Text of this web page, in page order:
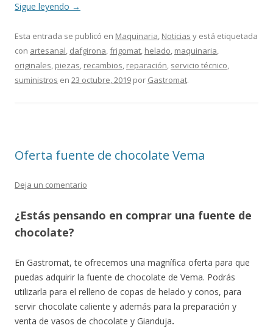
Sigue leyendo →
Esta entrada se publicó en Maquinaria, Noticias y está etiquetada
con artesanal, dafgirona,frigomat, helado, maquinaria,
originales, piezas, recambios, reparación, servicio técnico,
suministros en 23 octubre, 2019 por Gastromat.
Oferta fuente de chocolate Vema
Deja un comentario
¿Estás pensando en comprar una fuente de
chocolate?
En Gastromat, te ofrecemos una magnífica oferta para que
puedas adquirir la fuente de chocolate de Vema. Podrás
utilizarla para el relleno de copas de helado y conos, para
servir chocolate caliente y además para la preparación y
venta de vasos de chocolate y Gianduja.